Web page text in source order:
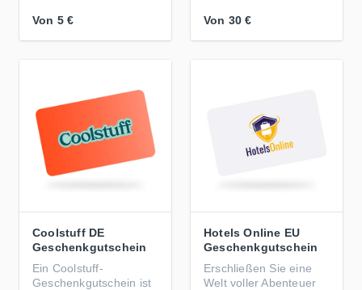
Von 5 € Von 30 €
Coolstuff DE
Geschenkgutschein
Ein Coolstuff-
Geschenkgutschein ist
Hotels Online EU
Geschenkgutschein
Erschließen Sie eine
Welt voller Abenteuer